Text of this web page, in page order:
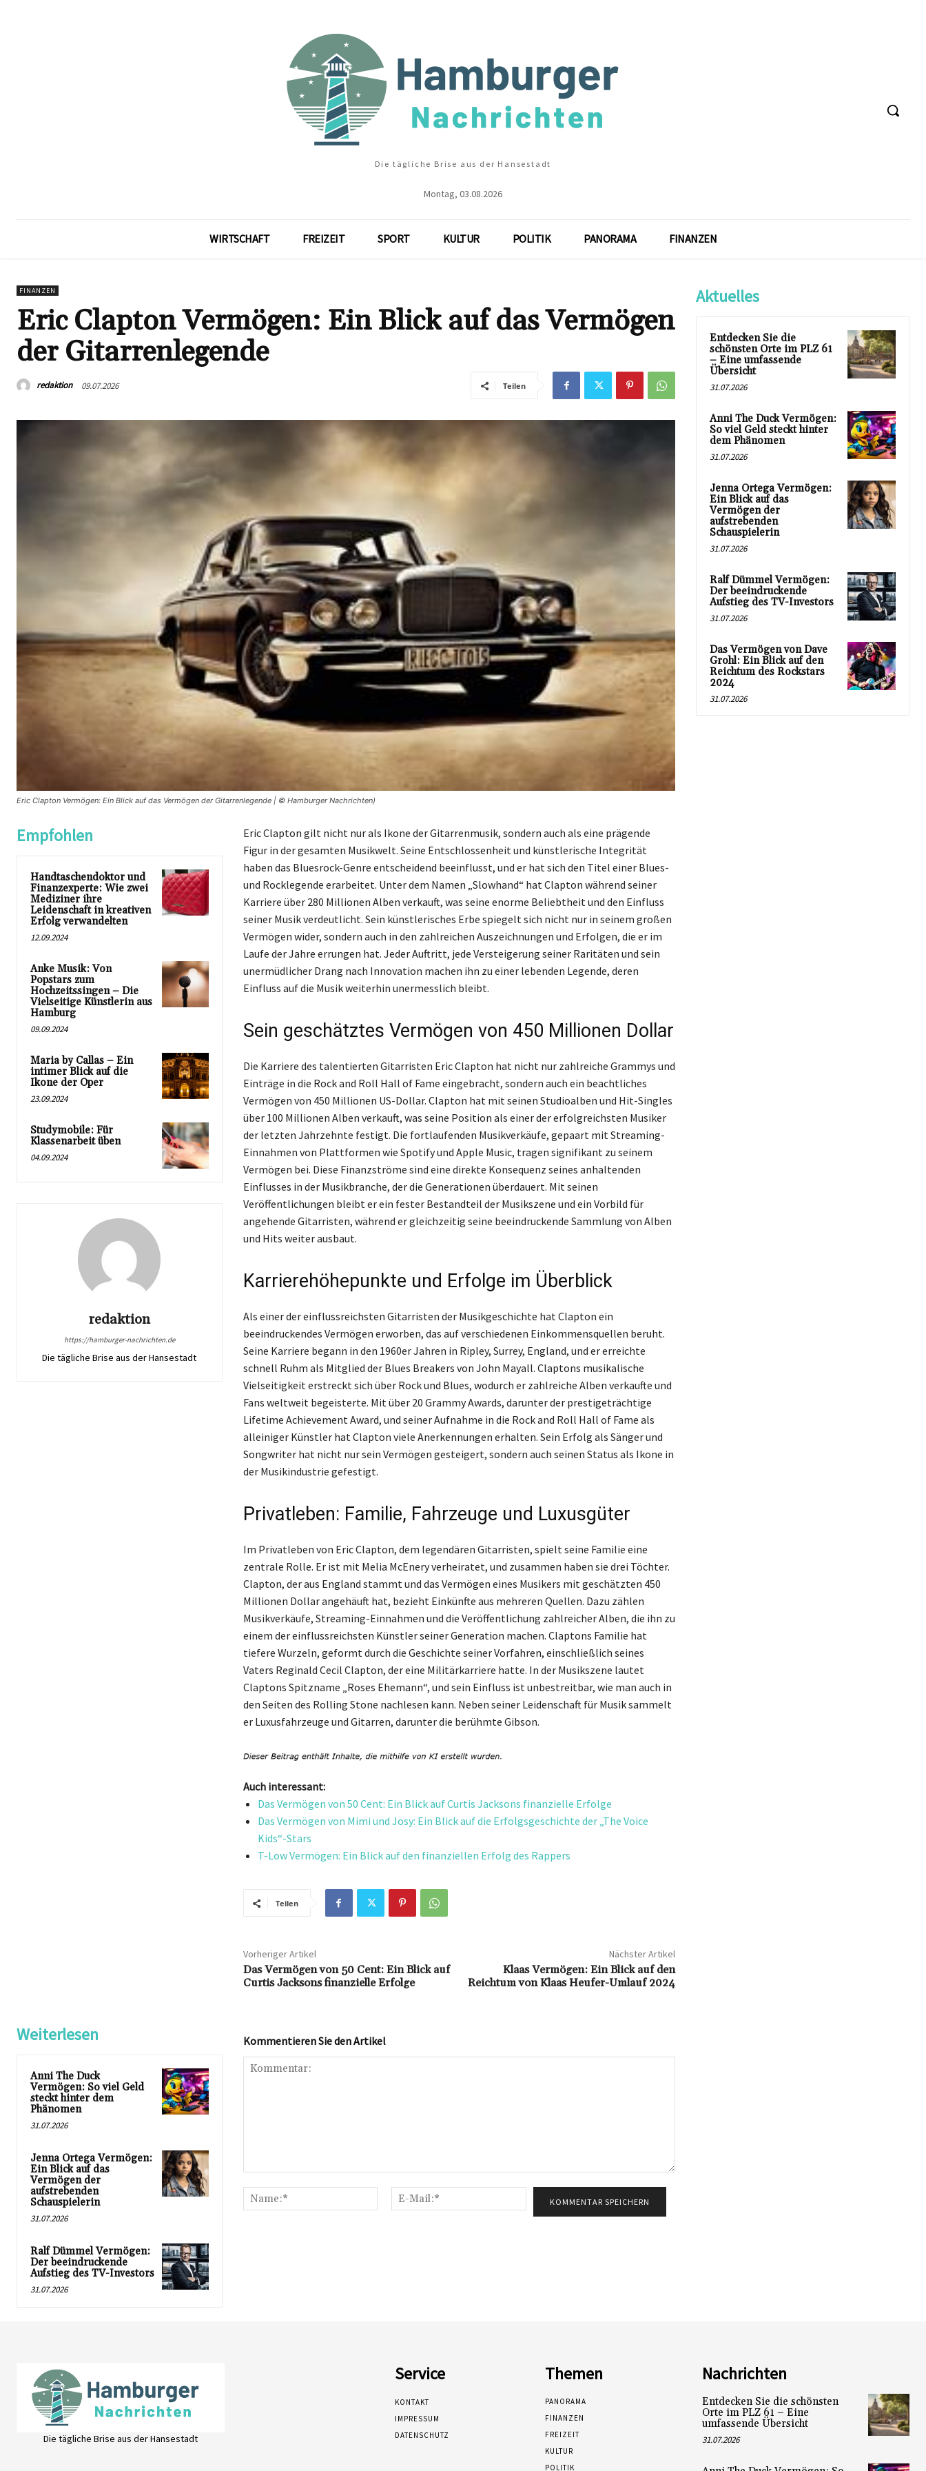
Die tägliche Brise aus der Hansestadt
Montag, 03.08.2026
WIRTSCHAFT FREIZEIT SPORT KULTUR POLITIK PANORAMA FINANZEN
FINANZEN
Eric Clapton Vermögen: Ein Blick auf das Vermögen
der Gitarrenlegende
redaktion 09.07.2026 Teilen
Eric Clapton Vermögen: Ein Blick auf das Vermögen der Gitarrenlegende | © Hamburger Nachrichten)
Empfohlen
Handtaschendoktor und
Finanzexperte: Wie zwei
Mediziner ihre
Leidenschaft in kreativen
Erfolg verwandelten
12.09.2024
Anke Musik: Von
Popstars zum
Hochzeitssingen – Die
Vielseitige Künstlerin aus
Hamburg
09.09.2024
Maria by Callas – Ein
intimer Blick auf die
Ikone der Oper
23.09.2024
Studymobile: Für
Klassenarbeit üben
04.09.2024
redaktion
https://hamburger-nachrichten.de
Die tägliche Brise aus der Hansestadt
Eric Clapton gilt nicht nur als Ikone der Gitarrenmusik, sondern auch als eine prägende
Figur in der gesamten Musikwelt. Seine Entschlossenheit und künstlerische Integrität
haben das Bluesrock-Genre entscheidend beeinflusst, und er hat sich den Titel einer Blues-
und Rocklegende erarbeitet. Unter dem Namen „Slowhand“ hat Clapton während seiner
Karriere über 280 Millionen Alben verkauft, was seine enorme Beliebtheit und den Einfluss
seiner Musik verdeutlicht. Sein künstlerisches Erbe spiegelt sich nicht nur in seinem großen
Vermögen wider, sondern auch in den zahlreichen Auszeichnungen und Erfolgen, die er im
Laufe der Jahre errungen hat. Jeder Auftritt, jede Versteigerung seiner Raritäten und sein
unermüdlicher Drang nach Innovation machen ihn zu einer lebenden Legende, deren
Einfluss auf die Musik weiterhin unermesslich bleibt.
Sein geschätztes Vermögen von 450 Millionen Dollar
Die Karriere des talentierten Gitarristen Eric Clapton hat nicht nur zahlreiche Grammys und
Einträge in die Rock and Roll Hall of Fame eingebracht, sondern auch ein beachtliches
Vermögen von 450 Millionen US-Dollar. Clapton hat mit seinen Studioalben und Hit-Singles
über 100 Millionen Alben verkauft, was seine Position als einer der erfolgreichsten Musiker
der letzten Jahrzehnte festigt. Die fortlaufenden Musikverkäufe, gepaart mit Streaming-
Einnahmen von Plattformen wie Spotify und Apple Music, tragen signifikant zu seinem
Vermögen bei. Diese Finanzströme sind eine direkte Konsequenz seines anhaltenden
Einflusses in der Musikbranche, der die Generationen überdauert. Mit seinen
Veröffentlichungen bleibt er ein fester Bestandteil der Musikszene und ein Vorbild für
angehende Gitarristen, während er gleichzeitig seine beeindruckende Sammlung von Alben
und Hits weiter ausbaut.
Karrierehöhepunkte und Erfolge im Überblick
Als einer der einflussreichsten Gitarristen der Musikgeschichte hat Clapton ein
beeindruckendes Vermögen erworben, das auf verschiedenen Einkommensquellen beruht.
Seine Karriere begann in den 1960er Jahren in Ripley, Surrey, England, und er erreichte
schnell Ruhm als Mitglied der Blues Breakers von John Mayall. Claptons musikalische
Vielseitigkeit erstreckt sich über Rock und Blues, wodurch er zahlreiche Alben verkaufte und
Fans weltweit begeisterte. Mit über 20 Grammy Awards, darunter der prestigeträchtige
Lifetime Achievement Award, und seiner Aufnahme in die Rock and Roll Hall of Fame als
alleiniger Künstler hat Clapton viele Anerkennungen erhalten. Sein Erfolg als Sänger und
Songwriter hat nicht nur sein Vermögen gesteigert, sondern auch seinen Status als Ikone in
der Musikindustrie gefestigt.
Privatleben: Familie, Fahrzeuge und Luxusgüter
Im Privatleben von Eric Clapton, dem legendären Gitarristen, spielt seine Familie eine
zentrale Rolle. Er ist mit Melia McEnery verheiratet, und zusammen haben sie drei Töchter.
Clapton, der aus England stammt und das Vermögen eines Musikers mit geschätzten 450
Millionen Dollar angehäuft hat, bezieht Einkünfte aus mehreren Quellen. Dazu zählen
Musikverkäufe, Streaming-Einnahmen und die Veröffentlichung zahlreicher Alben, die ihn zu
einem der einflussreichsten Künstler seiner Generation machen. Claptons Familie hat
tiefere Wurzeln, geformt durch die Geschichte seiner Vorfahren, einschließlich seines
Vaters Reginald Cecil Clapton, der eine Militärkarriere hatte. In der Musikszene lautet
Claptons Spitzname „Roses Ehemann“, und sein Einfluss ist unbestreitbar, wie man auch in
den Seiten des Rolling Stone nachlesen kann. Neben seiner Leidenschaft für Musik sammelt
er Luxusfahrzeuge und Gitarren, darunter die berühmte Gibson.
Auch interessant:
Das Vermögen von 50 Cent: Ein Blick auf Curtis Jacksons finanzielle Erfolge
Das Vermögen von Mimi und Josy: Ein Blick auf die Erfolgsgeschichte der „The Voice
Kids“-Stars
T-Low Vermögen: Ein Blick auf den finanziellen Erfolg des Rappers
Teilen
Vorheriger Artikel
Das Vermögen von 50 Cent: Ein Blick auf
Curtis Jacksons finanzielle Erfolge
Nächster Artikel
Klaas Vermögen: Ein Blick auf den
Reichtum von Klaas Heufer-Umlauf 2024
Weiterlesen
Anni The Duck
Vermögen: So viel Geld
steckt hinter dem
Phänomen
31.07.2026
Jenna Ortega Vermögen:
Ein Blick auf das
Vermögen der
aufstrebenden
Schauspielerin
31.07.2026
Ralf Dümmel Vermögen:
Der beeindruckende
Aufstieg des TV-Investors
31.07.2026
Kommentieren Sie den Artikel
Name:*
Mail:*
Aktuelles
Entdecken Sie die
schönsten Orte im PLZ 61
– Eine umfassende
Übersicht
31.07.2026
Anni The Duck Vermögen:
So viel Geld steckt hinter
dem Phänomen
31.07.2026
Jenna Ortega Vermögen:
Ein Blick auf das
Vermögen der
aufstrebenden
Schauspielerin
31.07.2026
Ralf Dümmel Vermögen:
Der beeindruckende
Aufstieg des TV-Investors
31.07.2026
Das Vermögen von Dave
Grohl: Ein Blick auf den
Reichtum des Rockstars
2024
31.07.2026
Die tägliche Brise aus der Hansestadt
Service
KONTAKT
IMPRESSUM
DATENSCHUTZ
Themen
PANORAMA
FINANZEN
FREIZEIT
KULTUR
POLITIK
Nachrichten
Entdecken Sie die schönsten
Orte im PLZ 61 – Eine
umfassende Übersicht
31.07.2026